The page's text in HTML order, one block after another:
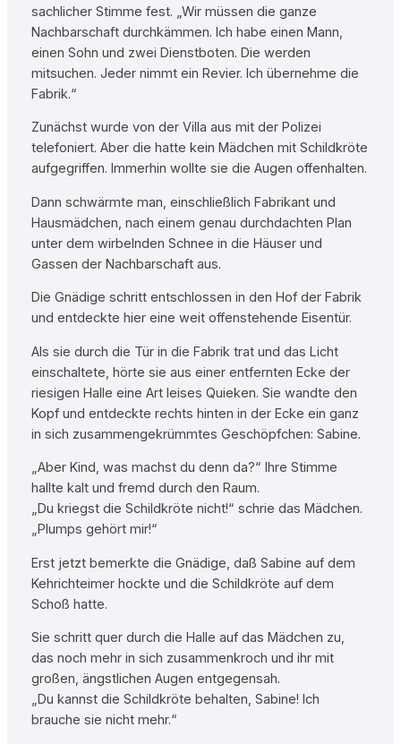
sachlicher Stimme fest. „Wir müssen die ganze
Nachbarschaft durchkämmen. Ich habe einen Mann,
einen Sohn und zwei Dienstboten. Die werden
mitsuchen. Jeder nimmt ein Revier. Ich übernehme die
Fabrik.“
Zunächst wurde von der Villa aus mit der Polizei
telefoniert. Aber die hatte kein Mädchen mit Schildkröte
aufgegriffen. Immerhin wollte sie die Augen offenhalten.
Dann schwärmte man, einschließlich Fabrikant und
Hausmädchen, nach einem genau durchdachten Plan
unter dem wirbelnden Schnee in die Häuser und
Gassen der Nachbarschaft aus.
Die Gnädige schritt entschlossen in den Hof der Fabrik
und entdeckte hier eine weit offenstehende Eisentür.
Als sie durch die Tür in die Fabrik trat und das Licht
einschaltete, hörte sie aus einer entfernten Ecke der
riesigen Halle eine Art leises Quieken. Sie wandte den
Kopf und entdeckte rechts hinten in der Ecke ein ganz
in sich zusammengekrümmtes Geschöpfchen: Sabine.
„Aber Kind, was machst du denn da?“ Ihre Stimme
hallte kalt und fremd durch den Raum.
„Du kriegst die Schildkröte nicht!“ schrie das Mädchen.
„Plumps gehört mir!“
Erst jetzt bemerkte die Gnädige, daß Sabine auf dem
Kehrichteimer hockte und die Schildkröte auf dem
Schoß hatte.
Sie schritt quer durch die Halle auf das Mädchen zu,
das noch mehr in sich zusammenkroch und ihr mit
großen, ängstlichen Augen entgegensah.
„Du kannst die Schildkröte behalten, Sabine! Ich
brauche sie nicht mehr.“